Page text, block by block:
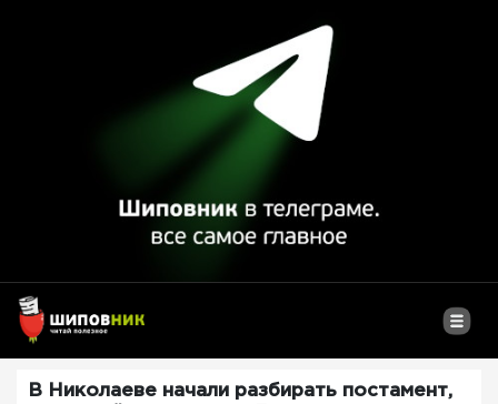
В Николаеве начали разбирать постамент,